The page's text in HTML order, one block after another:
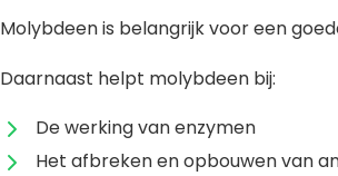
Molybdeen is belangrijk voor een
Daarnaast helpt molybdeen bij:
De werking van enzymen
Het afbreken en opbouwen van